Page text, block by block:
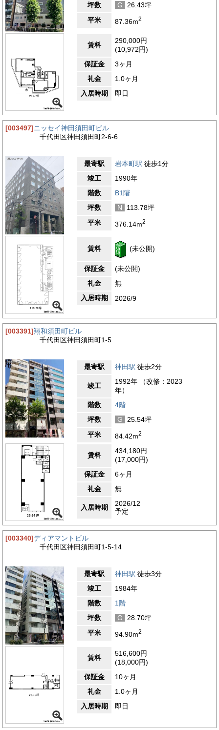
坪数
G
26.43坪
平米
87.36m2
賃料
290,000円
(10,972円)
保証金
3ヶ月
礼金
1.0ヶ月
入居時期
即日
[003497]ニッセイ神田須田町ビル
千代田区神田須田町2-6-6
最寄駅 岩本町駅 徒歩1分
竣工
1990年
階数
B1階
坪数
N
113.78坪
平米
376.14m2
賃料 (未公開)
保証金
(未公開)
礼金
無
入居時期
2026/9
[003391]翔和須田町ビル
千代田区神田須田町1-5
最寄駅 神田駅 徒歩2分
竣工
1992年 （改修：2023
年）
階数
4階
坪数
G
25.54坪
平米
84.42m2
賃料
434,180円
(17,000円)
保証金
6ヶ月
礼金
無
入居時期
2026/12
予定
[003340]ディアマントビル
千代田区神田須田町1-5-14
最寄駅 神田駅 徒歩3分
竣工
1984年
階数
1階
坪数
G
28.70坪
平米
94.90m2
賃料
516,600円
(18,000円)
保証金
10ヶ月
礼金
1.0ヶ月
入居時期
即日